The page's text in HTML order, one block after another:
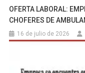
OFERTA LABORAL:
CHOFERES DE
16 de julio de 2026